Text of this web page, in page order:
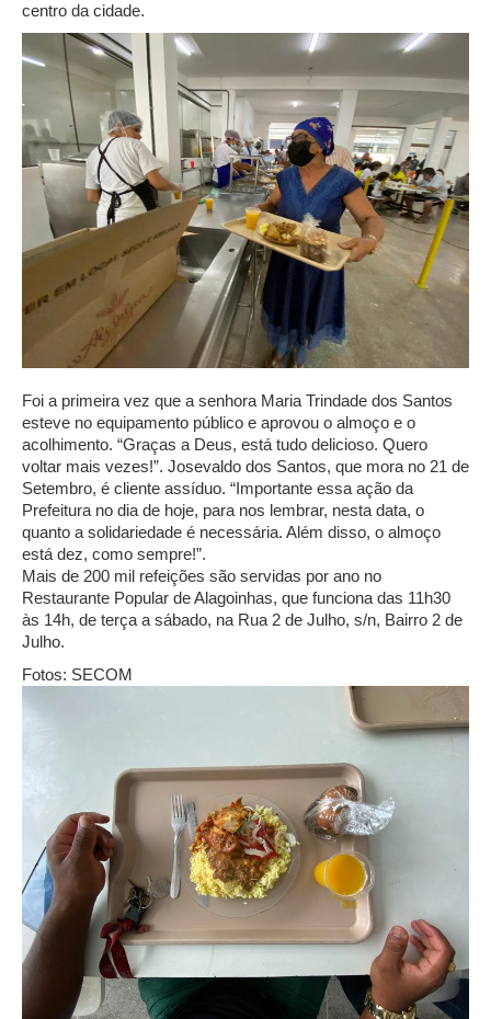
centro da cidade.
Foi a primeira vez que a senhora Maria Trindade dos Santos
esteve no equipamento público e aprovou o almoço e o
acolhimento. “Graças a Deus, está tudo delicioso. Quero
voltar mais vezes!”. Josevaldo dos Santos, que mora no 21 de
Setembro, é cliente assíduo. “Importante essa ação da
Prefeitura no dia de hoje, para nos lembrar, nesta data, o
quanto a solidariedade é necessária. Além disso, o almoço
está dez, como sempre!”.
Mais de 200 mil refeições são servidas por ano no
Restaurante Popular de Alagoinhas, que funciona das 11h30
às 14h, de terça a sábado, na Rua 2 de Julho, s/n, Bairro 2 de
Julho.
Fotos: SECOM